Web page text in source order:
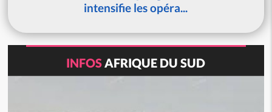
intensifie les opéra...
INFOSAFRIQUE DU SUD